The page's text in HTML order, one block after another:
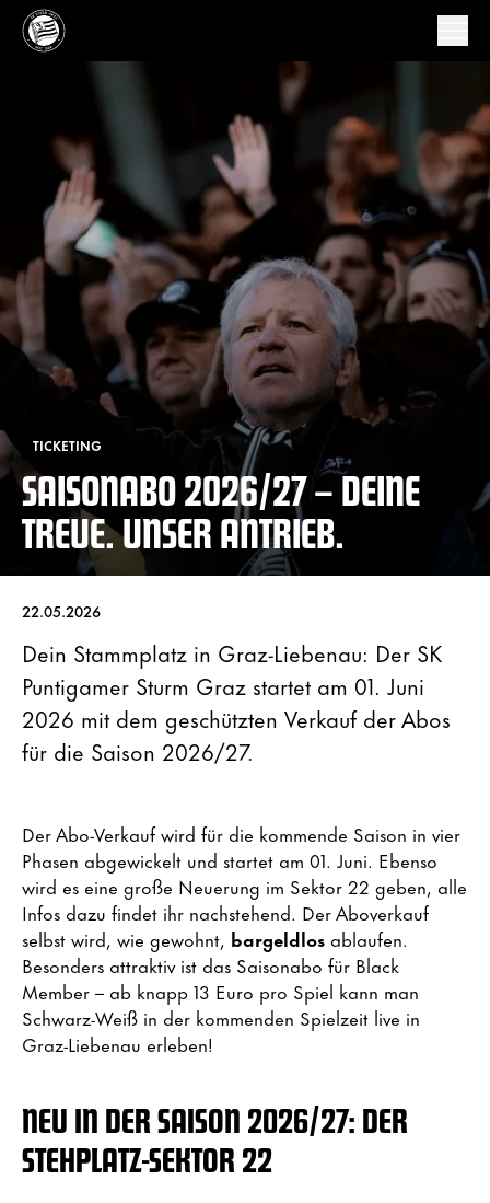
TICKETING
SAISONABO 2026/27 – DEINE
TREUE. UNSER ANTRIEB.
22.05.2026
Dein Stammplatz in Graz-Liebenau: Der SK
Puntigamer Sturm Graz startet am 01. Juni
2026 mit dem geschützten Verkauf der Abos
für die Saison 2026/27.
Der Abo-Verkauf wird für die kommende Saison in vier
Phasen abgewickelt und startet am 01. Juni. Ebenso
wird es eine große Neuerung im Sektor 22 geben, alle
Infos dazu findet ihr nachstehend. Der Aboverkauf
selbst wird, wie gewohnt, bargeldlos ablaufen.
Besonders attraktiv ist das Saisonabo für Black
Member – ab knapp 13 Euro pro Spiel kann man
Schwarz-Weiß in der kommenden Spielzeit live in
Graz-Liebenau erleben!
NEU IN DER SAISON 2026/27: DER
STEHPLATZ-SEKTOR 22